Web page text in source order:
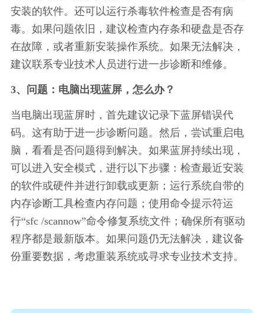
安装的软件。还可以运行杀毒软件检查是否有病
毒。如果问题依旧，建议检查内存条和硬盘是否存
在故障，或者重新安装操作系统。如果无法解决，
建议联系专业技术人员进行进一步诊断和维修。
3、问题：电脑出现蓝屏，怎么办？
当电脑出现蓝屏时，首先建议记录下蓝屏错误代
码。这有助于进一步诊断问题。然后，尝试重启电
脑，看看是否问题得到解决。如果蓝屏持续出现，
可以进入安全模式，进行以下步骤：检查最近安装
的软件或硬件并进行卸载或更新；运行系统自带的
内存诊断工具检查内存问题；使用命令提示符运
行“sfc /scannow”命令修复系统文件；确保所有驱动
程序都是最新版本。如果问题仍无法解决，建议备
份重要数据，考虑重装系统或寻求专业技术支持。